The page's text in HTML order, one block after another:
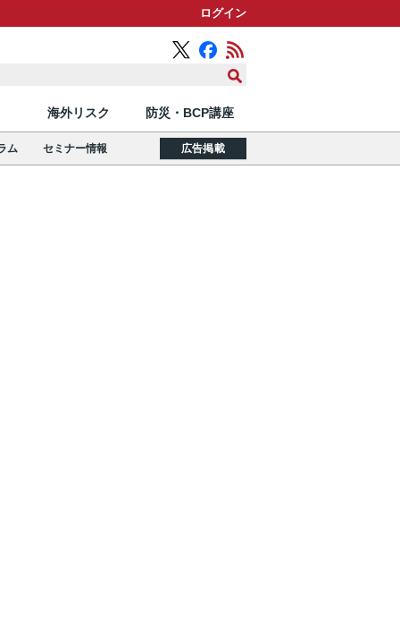
ログイン
海外リスク 防災・BCP講座
ム セミナー情報 広告掲載